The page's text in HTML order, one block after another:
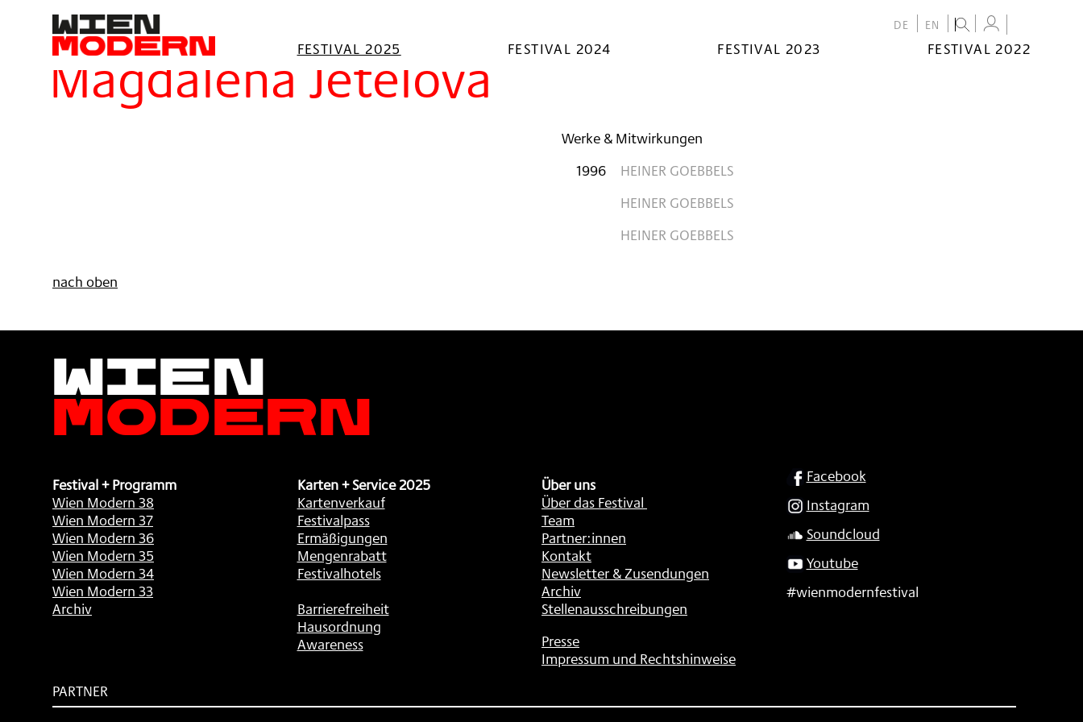
springen
DE EN
FESTIVAL 2025 FESTIVAL 2024 FESTIVAL 2023 FESTIVAL 2022
Filter
Magdalena Jetelová
Werke & Mitwirkungen
1996
HEINER GOEBBELS
HEINER GOEBBELS
HEINER GOEBBELS
nach oben
Wien
Modern
Festival + Programm
Wien Modern 38
Wien Modern 37
Wien Modern 36
Wien Modern 35
Wien Modern 34
Wien Modern 33
Archiv
Karten + Service 2025
Kartenverkauf
Festivalpass
Ermäßigungen
Mengenrabatt
Festivalhotels
Barrierefreiheit
Hausordnung
Awareness
Über uns
Über das Festival
Team
Partner:innen
Kontakt
Newsletter & Zusendungen
Archiv
Stellenausschreibungen
Presse
Impressum und Rechtshinweise
SOCIAL
Facebook
Instagram
Soundcloud
Youtube
#wienmodernfestival
PARTNER